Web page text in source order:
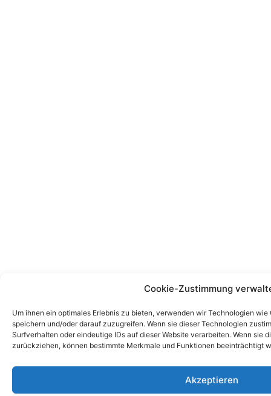
Cookie-Zustimmung
Um ihnen ein optimales Erlebnis zu bieten, verwenden wir Technologien
speichern und/oder darauf zuzugreifen. Wenn sie dieser Technologien
Surfverhalten oder eindeutige IDs auf dieser Website verarbeiten. Wenn sie
zurückziehen, können bestimmte Merkmale und Funktionen beeinträchtigt
Akzeptieren